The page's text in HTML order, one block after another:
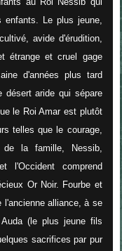
Le plus jeune,
avide d'érudition,
étrange et cruel gage
d'années plus tard
désert aride qui sépare
le Roi Amar est plutôt
telles que le courage,
la famille, Nessib,
l'Occident comprend
Or Noir. Fourbe et
l'ancienne alliance, à se
(le plus jeune fils
sacrifices par pur